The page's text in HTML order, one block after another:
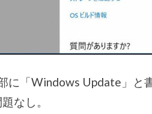
「Windows Update」と
なし。